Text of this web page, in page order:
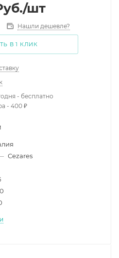
/шт
Нашли дешевле?
В 1 КЛИК
- бесплатно
- 400 ₽
Cezares